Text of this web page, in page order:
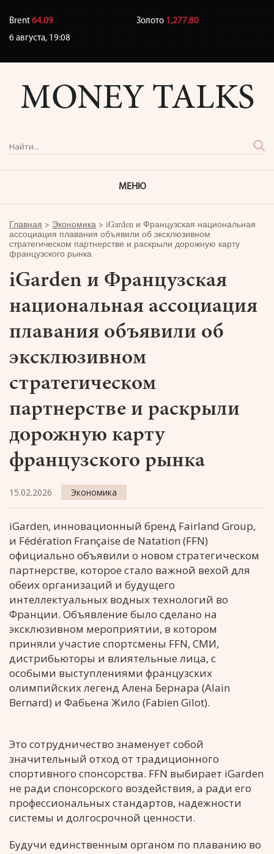
Brent64.09 Золото1,277.80
6 августа,19:08
МЕНЮ
Главная > Экономика > iGarden и Французская национальная
ассоциация плавания объявили об эксклюзивном
стратегическом партнерстве и раскрыли дорожную карту
французского рынка
iGarden и Французская
национальная ассоциация
плавания объявили об
эксклюзивном
стратегическом
партнерстве и раскрыли
дорожную карту
французского рынка
15.02.2026 Экономика
iGarden, инновационный бренд Fairland Group,
и Fédération Française de Natation (FFN)
официально объявили о новом стратегическом
партнерстве, которое стало важной вехой для
обеих организаций и будущего
интеллектуальных водных технологий во
Франции. Объявление было сделано на
эксклюзивном мероприятии, в котором
приняли участие спортсмены FFN, СМИ,
дистрибьюторы и влиятельные лица, с
особыми выступлениями французских
олимпийских легенд Алена Бернара (Alain
Bernard) и Фабьена Жило (Fabien Gilot).
Это сотрудничество знаменует собой
значительный отход от традиционного
спортивного спонсорства. FFN выбирает iGarden
не ради спонсорского воздействия, а ради его
профессиональных стандартов, надежности
системы и долгосрочной ценности.
Будучи единственным органом по плаванию во